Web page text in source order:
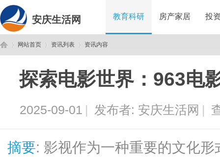
安庆生活网 教育科研 房产家居 投
网站首页
›
资讯列表
›
资讯内容
探索电影世界：963电
2025-09-01 | 发布者: 安庆生活网 |
摘要: 影视作为一种重要的文化